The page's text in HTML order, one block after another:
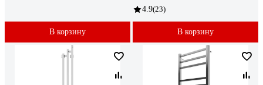
В корзину
4.9(23)
В корзину